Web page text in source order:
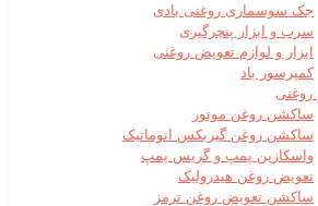
جک سوسماری روغنی بادی
سرب و ابزار پنچرگیری
ابزار و لوازم تعویض روغنی
کمپرسور باد
ساکشن روغن موتور
ساکشن روغن گیربکس اتوماتیک
واسکازین پمپ و گریس پمپ
تعویض روغن هیدرولیک
ساکشن تعویض روغن ترمز